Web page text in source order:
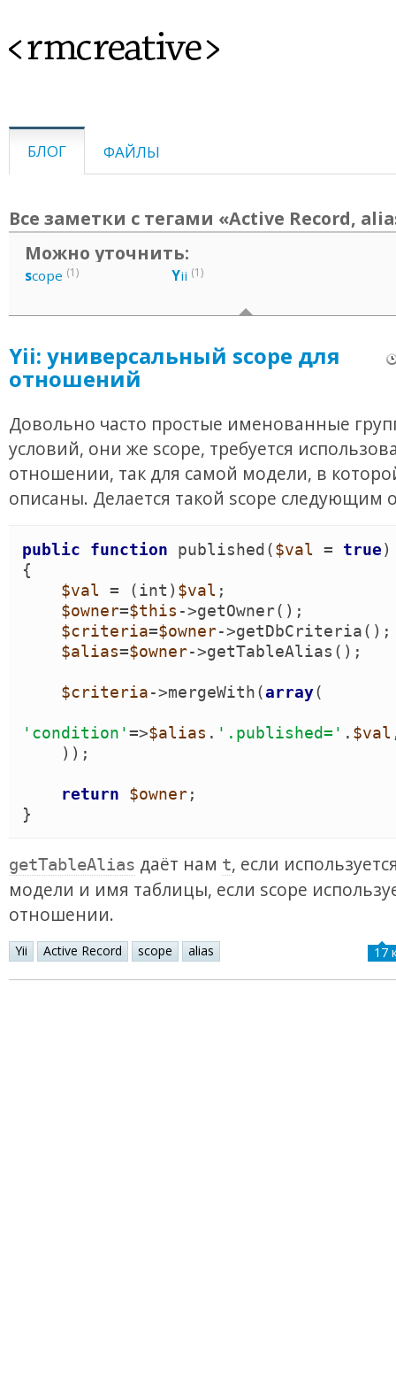
<rmcreative>
БЛОГ ФАЙЛЫ
Все заметки с тегами «Active Record,
Можно уточнить:
scope (1) Yii (1)
Yii: универсальный scope для
отношений
Довольно часто простые именованные
условий, они же scope, требуется
отношении, так для самой модели, в
описаны. Делается такой scope следующим
public function published ($val = true)
{
$val = (int ) $val ;
$owner=$this ->getOwner( ) ;
$criteria=$owner->getDbCriteria( ) ;
$alias=$owner->getTableAlias ( ) ;
$criteria->mergeWith(array(
' condition '=>$alias . ' .published= ' . $val
) ) ;
return $owner
}
getTableAlias даёт нам t, если
модели и имя таблицы, если scope
отношении.
Yii Active Record scope alias 17